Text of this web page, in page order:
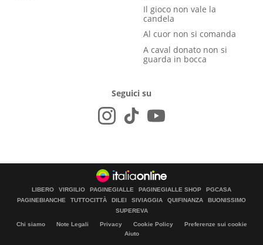
Il gioco non vale la
candela
Al cuor non si comanda
A caval donato non si
guarda in bocca
Seguici su
LIBERO VIRGILIO PAGINEGIALLE PAGINEGIALLE SHOP
PGCASA
PAGINEBIANCHE
TUTTOCITTÀ DILEI SIVIAGGIA QUIFINANZA
BUONISSIMO
SUPEREVA
Chi siamo Note Legali Privacy Cookie Policy
Preferenze sui cookie
Aiuto